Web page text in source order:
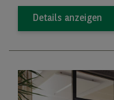
Details anzeigen